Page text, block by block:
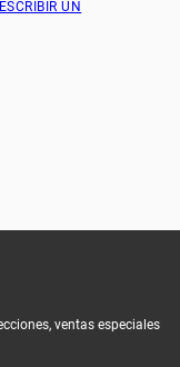
UN
ventas especiales